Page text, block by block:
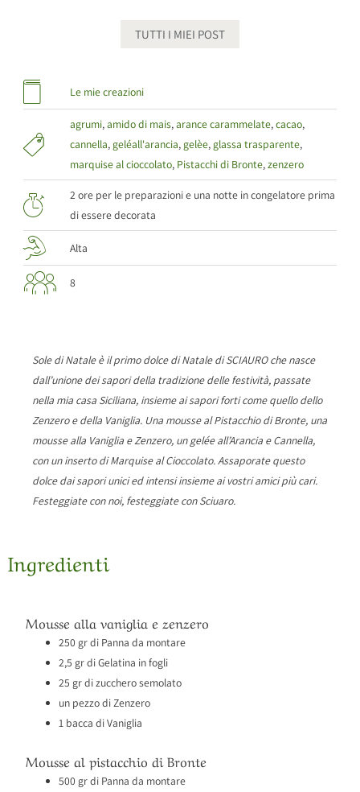
TUTTI I MIEI POST
Le mie creazioni
agrumi,amido di mais,arance carammelate,cacao,
cannella, geléall'arancia, gelèe, glassa trasparente,
marquise al cioccolato, Pistacchi di Bronte,zenzero
2 ore per le preparazioni e una notte in congelatore prima
di essere decorata
Alta
8
Sole di Natale è il primo dolce di Natale di SCIAURO che nasce
dall’unione dei sapori della tradizione delle festività, passate
nella mia casa Siciliana, insieme ai sapori forti come quello dello
Zenzero e della Vaniglia. Una mousse al Pistacchio di Bronte, una
mousse alla Vaniglia e Zenzero, un gelée all’Arancia e Cannella,
con un inserto di Marquise al Cioccolato. Assaporate questo
dolce dai sapori unici ed intensi insieme ai vostri amici più cari.
Festeggiate con noi, festeggiate con Sciuaro.
Ingredienti
Mousse alla vaniglia e zenzero
250 gr di Panna da montare
2,5 gr di Gelatina in fogli
25 gr di zucchero semolato
un pezzo di Zenzero
1 bacca di Vaniglia
Mousse al pistacchio di Bronte
500 gr di Panna da montare